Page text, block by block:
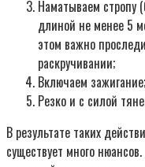
Наматываем стропу
длиной не менее 5
этом важно
раскручивании;
Включаем зажигание;
Резко и с силой
В результате таких
существует много